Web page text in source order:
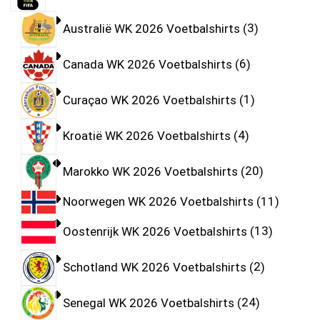
Australië WK 2026 Voetbalshirts 3
Canada WK 2026 Voetbalshirts 6
Curaçao WK 2026 Voetbalshirts 1
Kroatië WK 2026 Voetbalshirts 4
Marokko WK 2026 Voetbalshirts 20
Noorwegen WK 2026 Voetbalshirts 11
Oostenrijk WK 2026 Voetbalshirts 13
Schotland WK 2026 Voetbalshirts 2
Senegal WK 2026 Voetbalshirts 24